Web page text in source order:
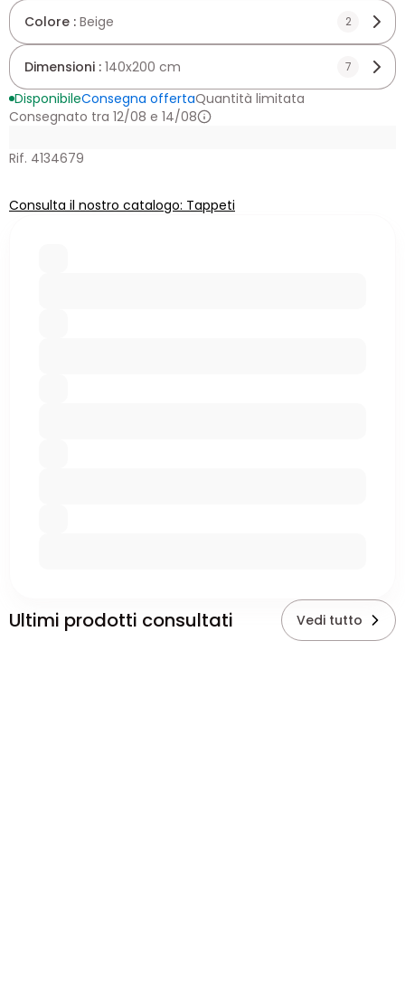
Colore : Beige 2
Dimensioni : 140x200 cm 7
DisponibileConsegna offertaQuantità limitata
Consegnato tra 12/08 e 14/08
Rif. 4134679
Consulta il nostro catalogo: Tappeti
Ultimi prodotti consultati Vedi tutto